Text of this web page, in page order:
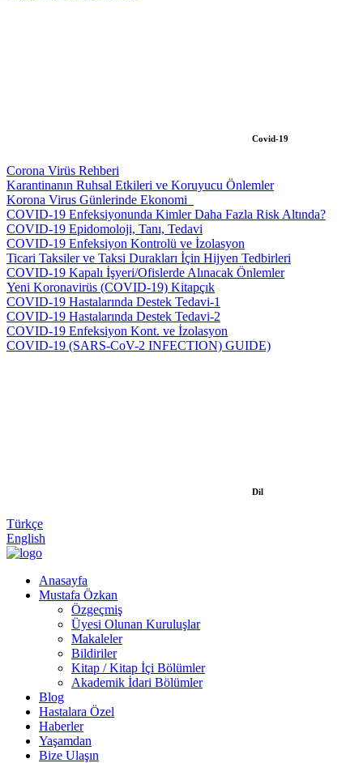
Covid-19
Corona Virüs Rehberi
Karantinanın Ruhsal Etkileri ve Koruyucu Önlemler
Korona Virus Günlerinde Ekonomi_
COVID-19 Enfeksiyonunda Kimler Daha Fazla Risk Altında?
COVID-19 Epidomoloji, Tanı, Tedavi
COVID-19 Enfeksiyon Kontrolü ve İzolasyon
Ticari Taksiler ve Taksi Durakları İçin Hijyen Tedbirleri
COVID-19 Kapalı İşyeri/Ofislerde Alınacak Önlemler
Yeni Koronavirüs (COVID-19) Kitapçık
COVID-19 Hastalarında Destek Tedavi-1
COVID-19 Hastalarında Destek Tedavi-2
COVID-19 Enfeksiyon Kont. ve İzolasyon
COVID-19 (SARS-CoV-2 INFECTION) GUIDE)
Dil
Türkçe
English
Anasayfa
Mustafa Özkan
Özgeçmiş
Üyesi Olunan Kuruluşlar
Makaleler
Bildiriler
Kitap / Kitap İçi Bölümler
Akademik İdari Bölümler
Blog
Hastalara Özel
Haberler
Yaşamdan
Bize Ulaşın